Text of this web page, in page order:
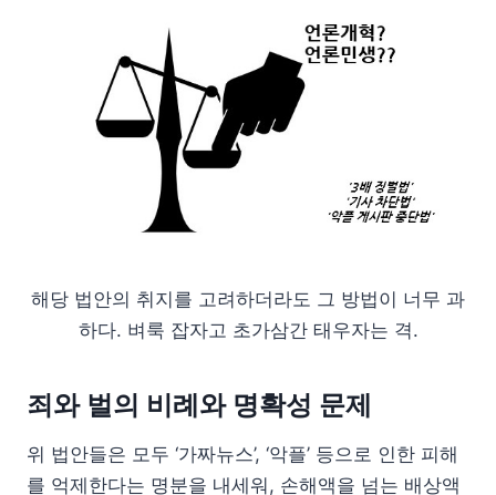
해당 법안의 취지를 고려하더라도 그 방법이 너무 과
하다. 벼룩 잡자고 초가삼간 태우자는 격.
죄와 벌의 비례와 명확성 문제
위 법안들은 모두 ‘가짜뉴스’, ‘악플’ 등으로 인한 피해
를 억제한다는 명분을 내세워, 손해액을 넘는 배상액